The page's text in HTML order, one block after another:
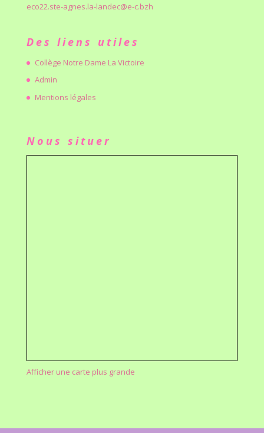
eco22.ste-agnes.la-landec@e-c.bzh
Des liens utiles
Collège Notre Dame La Victoire
Admin
Mentions légales
Nous situer
Afficher une carte plus grande